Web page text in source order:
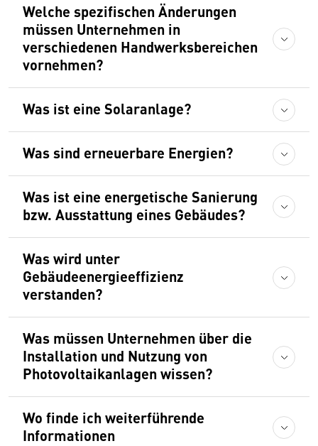
Welche spezifischen Änderungen
müssen Unternehmen in
verschiedenen Handwerksbereichen
vornehmen?
Was ist eine Solaranlage?
Was sind erneuerbare Energien?
Was ist eine energetische Sanierung
bzw. Ausstattung eines Gebäudes?
Was wird unter
Gebäudeenergieeffizienz
verstanden?
Was müssen Unternehmen über die
Installation und Nutzung von
Photovoltaikanlagen wissen?
Wo finde ich weiterführende
Informationen